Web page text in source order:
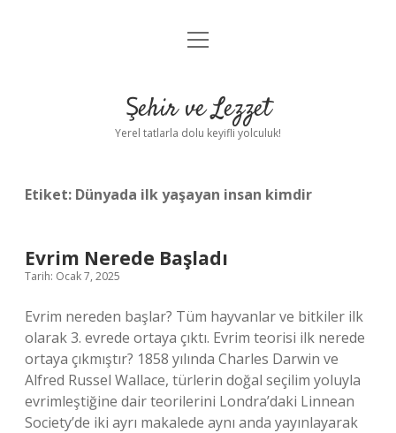
Anasayfa
Yasal Uyarı
menüyü
Şehir ve Lezzet
Yerel tatlarla dolu keyifli yolculuk!
Etiket: Dünyada ilk yaşayan insan kimdir
Evrim Nerede Başladı
Tarih: Ocak 7, 2025
Evrim nereden başlar? Tüm hayvanlar ve bitkiler ilk
olarak 3. evrede ortaya çıktı. Evrim teorisi ilk nerede
ortaya çıkmıştır? 1858 yılında Charles Darwin ve
Alfred Russel Wallace, türlerin doğal seçilim yoluyla
evrimleştiğine dair teorilerini Londra’daki Linnean
Society’de iki ayrı makalede aynı anda yayınlayarak